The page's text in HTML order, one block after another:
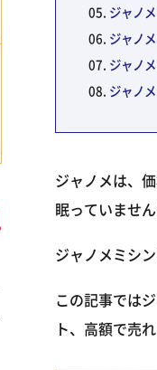
ジャノ
ジャノ
ジャノ
ジャノ
ジャノメは、
眠っていません
ジャノメミシ
この記事では
ト、高額で売